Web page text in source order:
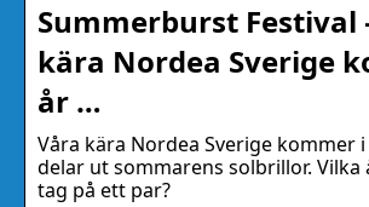
Summerburst Festival
kära Nordea Sverige
år …
Våra kära Nordea Sverige kommer
delar ut sommarens solbrillor.
tag på ett par?